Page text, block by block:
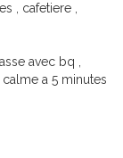
, cafetiere ,
avec bq ,
a 5 minutes